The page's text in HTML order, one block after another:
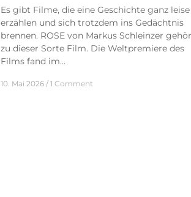
Es gibt Filme, die eine Geschichte ganz leise
erzählen und sich trotzdem ins Gedächtnis
brennen. ROSE von Markus Schleinzer
zu dieser Sorte Film. Die Weltpremiere des
Films fand im…
10. Mai 2026 1 Comment